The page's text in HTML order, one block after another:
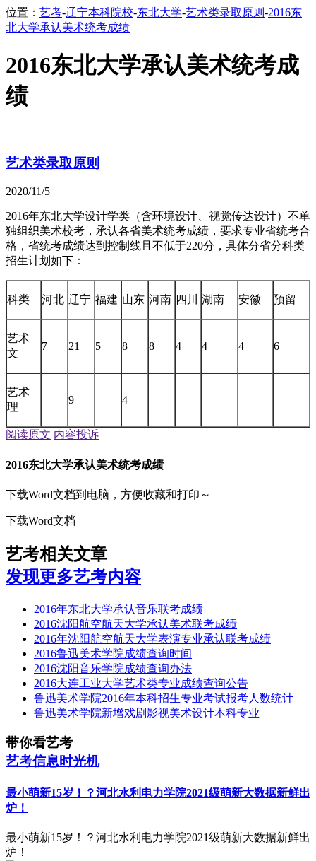
位置： 艺考-辽宁本科院校-东北大学-艺术类录取原则 -2016东
北大学承认美术统考成绩
2016东北大学承认美术统考成
绩
艺术类录取原则
2020/11/5
2016年东北大学设计学类（含环境设计、视觉传达设计）不单
独组织美术校考，承认各省美术统考成绩，要求专业省统考合
格，省统考成绩达到控制线且不低于220分，具体分省分科类
招生计划如下：
科类 河北 辽宁 福建 山东 河南 四川 湖南 安徽 预留
艺术
文
7 21 5 8 8 4 4 4 6
艺术
理
9 4
阅读原文 内容投诉
2016东北大学承认美术统考成绩
下载Word文档到电脑，方便收藏和打印～
下载Word文档
艺考相关文章
发现更多艺考内容
2016年东北大学承认音乐联考成绩
2016沈阳航空航天大学承认美术联考成绩
2016年沈阳航空航天大学表演专业承认联考成绩
2016鲁迅美术学院成绩查询时间
2016沈阳音乐学院成绩查询办法
2016大连工业大学艺术类专业成绩查询公告
鲁迅美术学院2016年本科招生专业考试报考人数统计
鲁迅美术学院新增戏剧影视美术设计本科专业
带你看艺考
艺考信息时光机
最小萌新15岁！？河北水利电力学院2021级萌新大数据新鲜出
炉！
最小萌新15岁！？河北水利电力学院2021级萌新大数据新鲜出
炉！